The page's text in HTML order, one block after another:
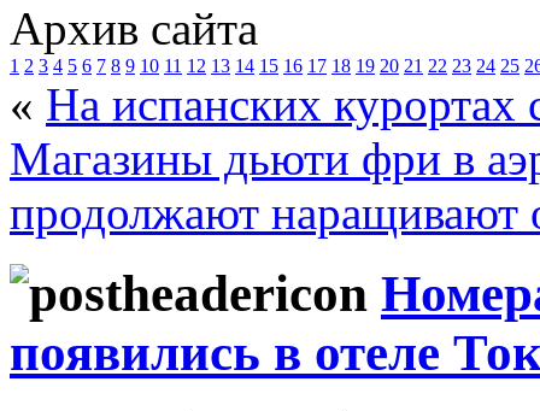
Архив сайта
1 2 3 4 5 6 7 8 9 10 11 12 13 14 15 16 17 18 19 20 21 22 23 24 25
« На испанских курортах
Магазины дьюти фри в
продолжают наращивают
появились в отеле